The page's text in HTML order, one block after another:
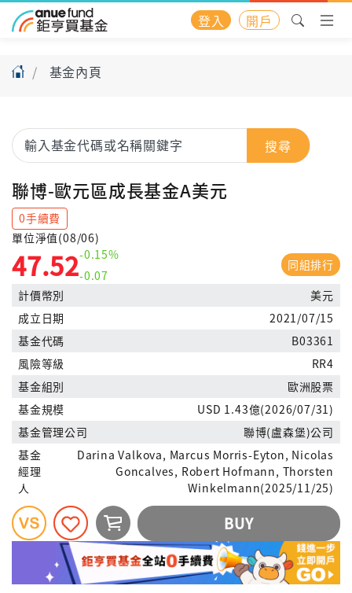
登入 開戶
基金內頁
搜尋
聯博-歐元區成長基金A美元
0手續費
單位淨值(08/06)
47.52-0.15%
-0.07
同組排行
計價幣別
美元
成立日期
2021/07/15
基金代碼
B03361
風險等級
RR4
基金組別
歐洲股票
基金規模
USD 1.43億(2026/07/31)
基金管理公司
聯博(盧森堡)公司
基金
經理
人
Darina Valkova, Marcus Morris-Eyton, Nicolas
Goncalves, Robert Hofmann, Thorsten
Winkelmann(2025/11/25)
BUY